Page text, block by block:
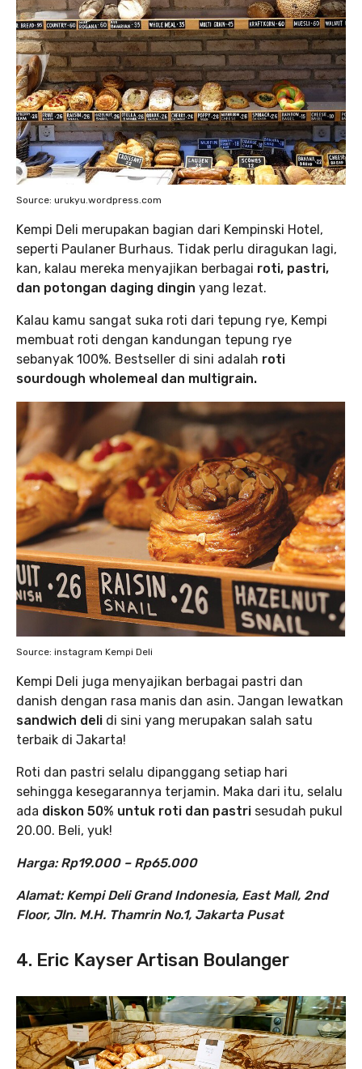
Source: urukyu.wordpress.com
Kempi Deli merupakan bagian dari Kempinski Hotel,
seperti Paulaner Burhaus. Tidak perlu diragukan lagi,
kan, kalau mereka menyajikan berbagai roti, pastri,
dan potongan daging dingin yang lezat.
Kalau kamu sangat suka roti dari tepung rye, Kempi
membuat roti dengan kandungan tepung rye
sebanyak 100%. Bestseller di sini adalah roti
sourdough wholemeal dan multigrain.
Source: instagram Kempi Deli
Kempi Deli juga menyajikan berbagai pastri dan
danish dengan rasa manis dan asin. Jangan lewatkan
sandwich deli di sini yang merupakan salah satu
terbaik di Jakarta!
Roti dan pastri selalu dipanggang setiap hari
sehingga kesegarannya terjamin. Maka dari itu, selalu
ada diskon 50% untuk roti dan pastri sesudah pukul
20.00. Beli, yuk!
Harga: Rp19.000 – Rp65.000
Alamat: Kempi Deli Grand Indonesia, East Mall, 2nd
Floor, Jln. M.H. Thamrin No.1, Jakarta Pusat
4. Eric Kayser Artisan Boulanger